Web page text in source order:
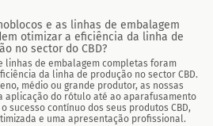
e as linhas de embalagem
otimizar a eficiência da linha de
no sector do CBD?
linhas de embalagem completas foram
da linha de produção no sector CBD.
médio ou grande produtor, as nossas
aplicação do rótulo até ao aparafusamento
sucesso contínuo dos seus produtos CBD,
e uma apresentação profissional.